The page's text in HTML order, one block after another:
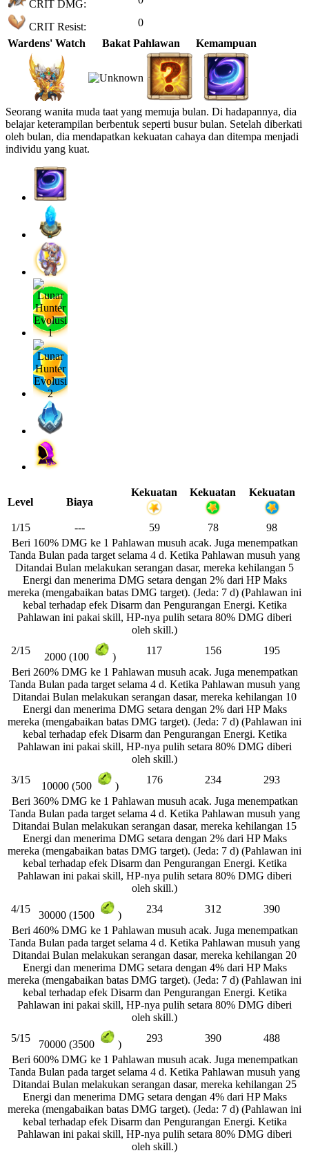
CRIT DMG:
CRIT Resist:
0
Wardens' Watch
Bakat Pahlawan Kemampuan
Seorang wanita muda taat yang memuja bulan. Di hadapannya, dia
belajar keterampilan berbentuk seperti busur bulan. Setelah diberkati
oleh bulan, dia mendapatkan kekuatan cahaya dan ditempa menjadi
individu yang kuat.
Level Biaya
Kekuatan Kekuatan Kekuatan
1/15 --- 59 78
98
Beri 160% DMG ke 1 Pahlawan musuh acak. Juga menempatkan
Tanda Bulan pada target selama 4 d. Ketika Pahlawan musuh yang
Ditandai Bulan melakukan serangan dasar, mereka kehilangan 5
Energi dan menerima DMG setara dengan 2% dari HP Maks
mereka (mengabaikan batas DMG target). (Jeda: 7 d) (Pahlawan ini
kebal terhadap efek Disarm dan Pengurangan Energi. Ketika
Pahlawan ini pakai skill, HP-nya pulih setara 80% DMG diberi
oleh skill.)
2/15
2000 (100 )
117 156
195
Beri 260% DMG ke 1 Pahlawan musuh acak. Juga menempatkan
Tanda Bulan pada target selama 4 d. Ketika Pahlawan musuh yang
Ditandai Bulan melakukan serangan dasar, mereka kehilangan 10
Energi dan menerima DMG setara dengan 2% dari HP Maks
mereka (mengabaikan batas DMG target). (Jeda: 7 d) (Pahlawan ini
kebal terhadap efek Disarm dan Pengurangan Energi. Ketika
Pahlawan ini pakai skill, HP-nya pulih setara 80% DMG diberi
oleh skill.)
3/15
10000 (500 )
176 234
293
Beri 360% DMG ke 1 Pahlawan musuh acak. Juga menempatkan
Tanda Bulan pada target selama 4 d. Ketika Pahlawan musuh yang
Ditandai Bulan melakukan serangan dasar, mereka kehilangan 15
Energi dan menerima DMG setara dengan 2% dari HP Maks
mereka (mengabaikan batas DMG target). (Jeda: 7 d) (Pahlawan ini
kebal terhadap efek Disarm dan Pengurangan Energi. Ketika
Pahlawan ini pakai skill, HP-nya pulih setara 80% DMG diberi
oleh skill.)
4/15
30000 (1500 )
234 312
390
Beri 460% DMG ke 1 Pahlawan musuh acak. Juga menempatkan
Tanda Bulan pada target selama 4 d. Ketika Pahlawan musuh yang
Ditandai Bulan melakukan serangan dasar, mereka kehilangan 20
Energi dan menerima DMG setara dengan 4% dari HP Maks
mereka (mengabaikan batas DMG target). (Jeda: 7 d) (Pahlawan ini
kebal terhadap efek Disarm dan Pengurangan Energi. Ketika
Pahlawan ini pakai skill, HP-nya pulih setara 80% DMG diberi
oleh skill.)
5/15
70000 (3500 )
293 390
488
Beri 600% DMG ke 1 Pahlawan musuh acak. Juga menempatkan
Tanda Bulan pada target selama 4 d. Ketika Pahlawan musuh yang
Ditandai Bulan melakukan serangan dasar, mereka kehilangan 25
Energi dan menerima DMG setara dengan 4% dari HP Maks
mereka (mengabaikan batas DMG target). (Jeda: 7 d) (Pahlawan ini
kebal terhadap efek Disarm dan Pengurangan Energi. Ketika
Pahlawan ini pakai skill, HP-nya pulih setara 80% DMG diberi
oleh skill.)